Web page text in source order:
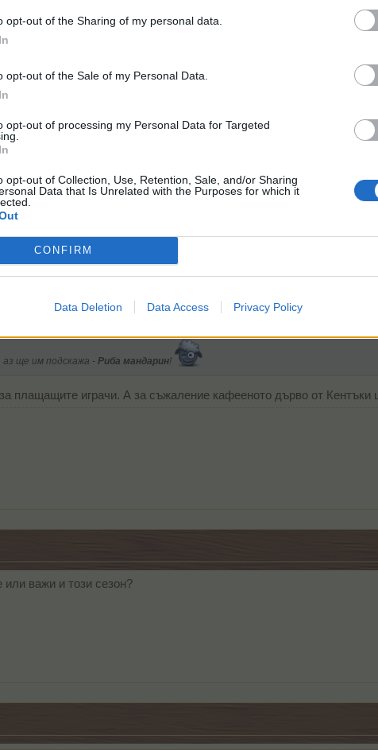
opt-out of the Sharing of my personal data.
opt-out of the Sale of my Personal Data.
opt-out of processing my Personal Data for Targeted
opt-out of Collection, Use, Retention, Sale, and/or Sharing
Data that Is Unrelated with the Purposes for which it
CONFIRM
Data Deletion Data Access Privacy Policy
аз ще им подскажа -
аз ще им подскажа - Риба мандарин!
за плащащите играчи. А за съжаление кафееното дърво от
важи и този сезон?